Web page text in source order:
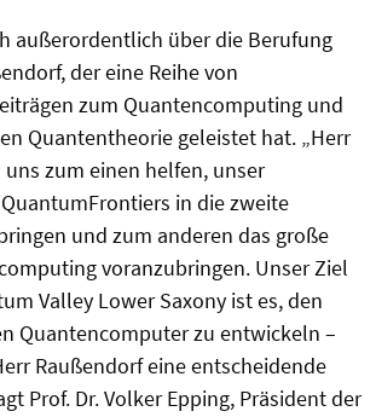
außerordentlich über die Berufung
der eine Reihe von
zum Quantencomputing und
Quantentheorie geleistet hat. „Herr
zum einen helfen, unser
in die zweite
und zum anderen das große
voranzubringen. Unser Ziel
Valley Lower Saxony ist es, den
Quantencomputer zu entwickeln –
Raußendorf eine entscheidende
Prof. Dr. Volker Epping, Präsident der